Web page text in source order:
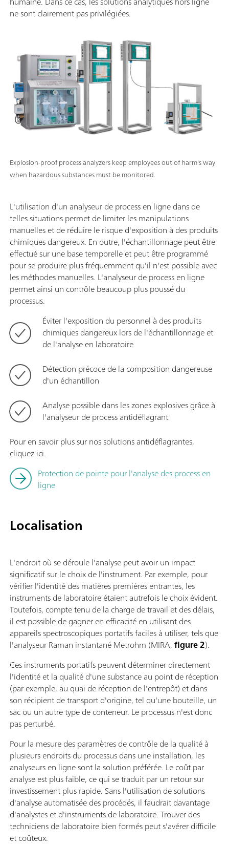
ne sont clairement pas privilégiées.
Explosion-proof process analyzers keep employees out of harm's way
when hazardous substances must be monitored.
L'utilisation d'un analyseur de process en ligne dans de
telles situations permet de limiter les manipulations
manuelles et de réduire le risque d'exposition à des produits
chimiques dangereux. En outre, l'échantillonnage peut être
effectué sur une base temporelle et peut être programmé
pour se produire plus fréquemment qu'il n'est possible avec
les méthodes manuelles. L'analyseur de process en ligne
permet ainsi un contrôle beaucoup plus poussé du
processus.
Éviter l'exposition du personnel à des produits
chimiques dangereux lors de l'échantillonnage et
de l'analyse en laboratoire
Détection précoce de la composition dangereuse
d'un échantillon
Analyse possible dans les zones explosives grâce à
l'analyseur de process antidéflagrant
Pour en savoir plus sur nos solutions antidéflagrantes,
cliquez ici.
Protection de pointe pour l'analyse des process en
ligne
Localisation
L'endroit où se déroule l'analyse peut avoir un impact
significatif sur le choix de l'instrument. Par exemple, pour
vérifier l'identité des matières premières entrantes, les
instruments de laboratoire étaient autrefois le choix évident.
Toutefois, compte tenu de la charge de travail et des délais,
il est possible de gagner en efficacité en utilisant des
appareils spectroscopiques portatifs faciles à utiliser, tels que
l'analyseur Raman instantané Metrohm (MIRA,figure 2).
Ces instruments portatifs peuvent déterminer directement
l'identité et la qualité d'une substance au point de réception
(par exemple, au quai de réception de l'entrepôt) et dans
son récipient de transport d'origine, tel qu'une bouteille, un
sac ou un autre type de conteneur. Le processus n'est donc
pas perturbé.
Pour la mesure des paramètres de contrôle de la qualité à
plusieurs endroits du processus dans une installation, les
analyseurs en ligne sont la solution préférée. Le coût par
analyse est plus faible, ce qui se traduit par un retour sur
investissement plus rapide. Sans l'utilisation de solutions
d'analyse automatisée des procédés, il faudrait davantage
d'analystes et d'instruments de laboratoire. Trouver des
techniciens de laboratoire bien formés peut s'avérer difficile
et coûteux.